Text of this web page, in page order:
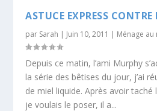
ASTUCE EXPRESS
par Sarah | Juin 10, 2011 | Ménage au
Depuis ce matin, l’ami Murphy
la série des bêtises du jour, j’ai
de miel liquide. Après avoir taché
je voulais le poser, il a...